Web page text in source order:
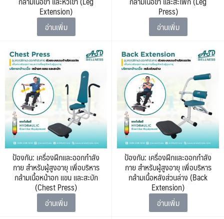
Extension)
อ่านเพิ่ม
Press)
อ่านเพิ่ม
ป้องกัน: เครื่องฝึกและออกกำลัง
กาย สำหรับผู้สูงอายุ เพื่อบริหาร
กล้ามเนื้อหน้าอก แขน และสะบัก
(Chest Press)
อ่านเพิ่ม
ป้องกัน: เครื่องฝึกและออกกำลัง
กาย สำหรับผู้สูงอายุ เพื่อบริหาร
กล้ามเนื้อหลังส่วนล่าง (Back
Extension)
อ่านเพิ่ม